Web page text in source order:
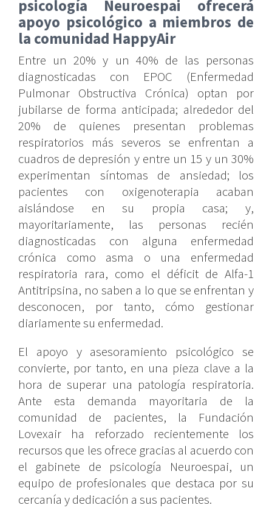
psicología Neuroespai ofrecerá
apoyo psicológico a miembros de
la comunidad HappyAir
Entre un 20% y un 40% de las personas
diagnosticadas con EPOC (Enfermedad
Pulmonar Obstructiva Crónica) optan por
jubilarse de forma anticipada; alrededor del
20% de quienes presentan problemas
respiratorios más severos se enfrentan a
cuadros de depresión y entre un 15 y un 30%
experimentan síntomas de ansiedad; los
pacientes con oxigenoterapia acaban
aislándose en su propia casa; y,
mayoritariamente, las personas recién
diagnosticadas con alguna enfermedad
crónica como asma o una enfermedad
respiratoria rara, como el déficit de Alfa-1
Antitripsina, no saben a lo que se enfrentan y
desconocen, por tanto, cómo gestionar
diariamente su enfermedad.
El apoyo y asesoramiento psicológico se
convierte, por tanto, en una pieza clave a la
hora de superar una patología respiratoria.
Ante esta demanda mayoritaria de la
comunidad de pacientes, la Fundación
Lovexair ha reforzado recientemente los
recursos que les ofrece gracias al acuerdo con
el gabinete de psicología Neuroespai, un
equipo de profesionales que destaca por su
cercanía y dedicación a sus pacientes.